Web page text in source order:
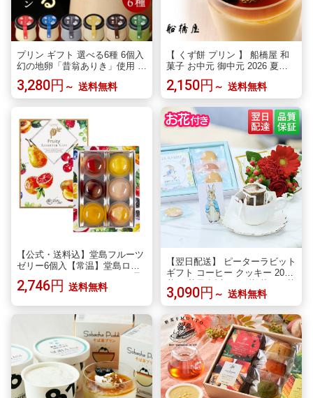
プリン ギフト 選べる6種 6個入
幻の地卵「昔翁ありき」使用 手
作り とろける 料亭ぷりん 冷蔵
送料無料 誕生日 プレゼント 内
祝い お中元 手土産 詰め合わせ
料亭 水たき玄海
3,280円 ～ 送料無料
【 くず餅 プリン 】 船橋屋 和
菓子 お中元 御中元 2026 夏ギ
フト スイーツ お菓子 ギフト プ
レゼント 贈り物 贈答用 詰め合
わせ セット 高級 老舗 お取り寄
せ 和スイーツ 手土産 お土産 東
京土産 内祝い お返し お礼 のし
暑中見舞い 残暑見舞い 両親 祖
父母 【冷蔵品】
2,150円 ～ 送料無料
【公式・送料込】堂島フルーツ
ゼリー6個入【常温】堂島ロー
ル モンシェール スイーツ お取
り寄せ スイーツ お菓子 ギフト
物ゼリー 出産内祝い お中元
2,746円 送料無料
【翌日配送】 ピーターラビット
ギフト コーヒー クッキー 2026
花 お菓子 誕生日 お花 花とお菓
子 プレゼント 花とスイーツ 花
誕生日プレゼント プレゼント
スイーツ お祝い バースデー 誕
生日 記念日 恋人 引き菓子 50代
60代 送料無料
3,090円 ～ 送料無料